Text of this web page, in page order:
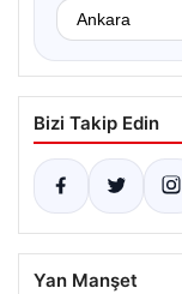
Bizi Takip Edin
Yan Manşet